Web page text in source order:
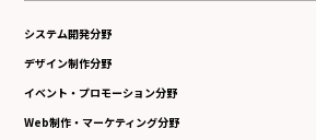
システム開発分野
デザイン制作分野
イベント・プロモーション分野
Web制作・マーケティング分野